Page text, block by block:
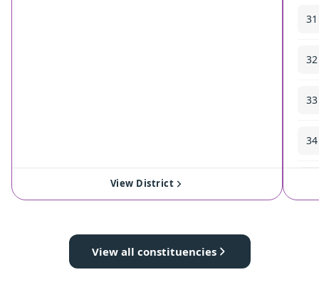
View District
31
32
33
34
View all constituencies